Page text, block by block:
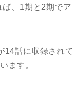
、1期と2期でア
14話に収録されて
ます。